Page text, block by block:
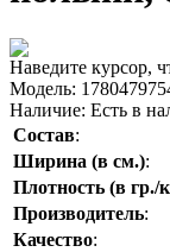
Наведите курсор,
Модель:
Наличие: Есть в
Состав:
Ширина (в см.):
Плотность (в гр./
Производитель:
Качество: